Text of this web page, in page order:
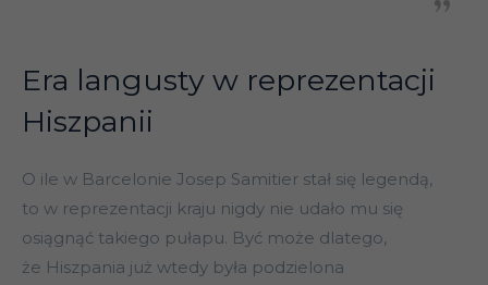
Era langusty w reprezentacji
Hiszpanii
O ile w Barcelonie Josep Samitier stał się legendą,
to w reprezentacji kraju nigdy nie udało mu się
osiągnąć takiego pułapu. Być może dlatego,
że Hiszpania już wtedy była podzielona